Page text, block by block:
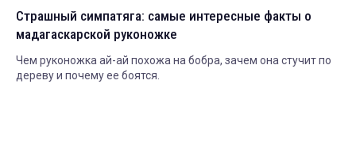
Страшный симпатяга: самые интересные факты о
мадагаскарской руконожке
Чем руконожка ай-ай похожа на бобра, зачем она стучит по
дереву и почему ее боятся.